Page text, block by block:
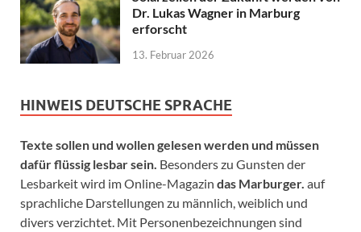
Dr. Lukas Wagner in Marburg
erforscht
13. Februar 2026
HINWEIS DEUTSCHE SPRACHE
Texte sollen und wollen gelesen werden und müssen
dafür flüssig lesbar sein. Besonders zu Gunsten der
Lesbarkeit wird im Online-Magazin das Marburger. auf
sprachliche Darstellungen zu männlich, weiblich und
divers verzichtet. Mit Personenbezeichnungen sind